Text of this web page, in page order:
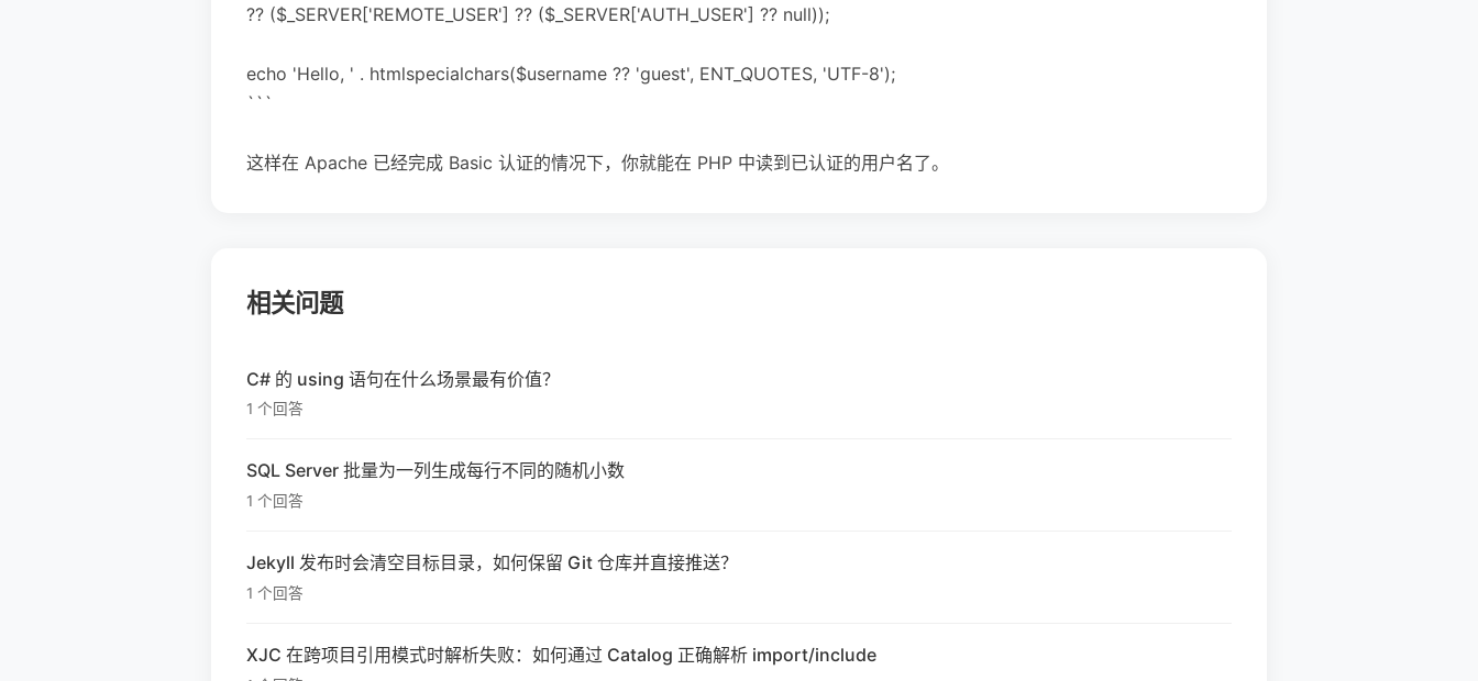
?? ($_SERVER['REMOTE_USER'] ?? ($_SERVER['AUTH_USER'] ?? null));
echo 'Hello, ' . htmlspecialchars($username ?? 'guest', ENT_QUOTES, 'UTF-8');
```
这样在 Apache 已经完成 Basic 认证的情况下，你就能在 PHP 中读到已认证的用户名了。
相关问题
C# 的 using 语句在什么场景最有价值？
1 个回答
SQL Server 批量为一列生成每行不同的随机小数
1 个回答
Jekyll 发布时会清空目标目录，如何保留 Git 仓库并直接推送？
1 个回答
XJC 在跨项目引用模式时解析失败：如何通过 Catalog 正确解析 import/include